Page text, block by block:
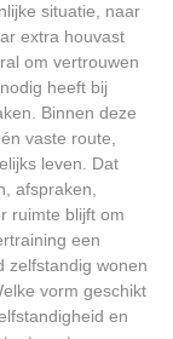
situatie, naar
extra houvast
om vertrouwen
heeft bij
Binnen deze
vaste route,
leven. Dat
afspraken,
ruimte blijft om
een
zelfstandig wonen
vorm geschikt
en